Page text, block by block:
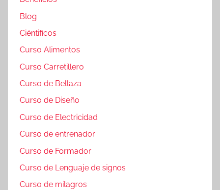
Blog
Ciéntificos
Curso Alimentos
Curso Carretillero
Curso de Bellaza
Curso de Diseño
Curso de Electricidad
Curso de entrenador
Curso de Formador
Curso de Lenguaje de signos
Curso de milagros